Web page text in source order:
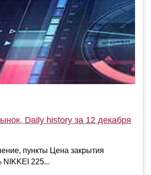
Daily history за 12 декабря
пункты Цена закрытия
NIKKEI 225...